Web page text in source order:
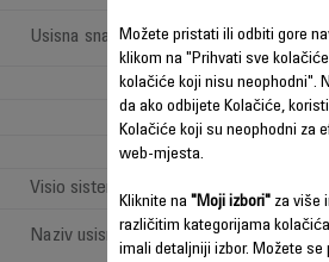
Usisna snaga (Air Watt)
Visio sistem: "LED rasvjeta"
Naziv usisne glave
All
Možete pristati ili odbiti gore
klikom na "Prihvati sve
kolačiće koji nisu neophodni".
da ako odbijete Kolačiće,
Kolačiće koji su neophodni za
web-mjesta.
Kliknite na "Moji izbori"za više
različitim kategorijama
imali detaljniji izbor. Možete se